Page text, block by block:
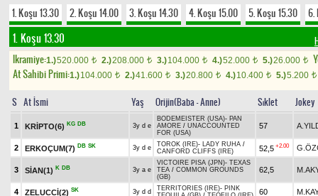
1. Koşu 13.30 2. Koşu 14.00 3. Koşu 14.30 4. Koşu 15.00 5. Koşu 15.30 6.
1. Koşu 13.30
Ikramiye:1.)520.000 t 2.)208.000 t 3.)104.000 t 4.)52.000 t 5.)26.000 t
At Sahibi Primi:1.)104.000 t 2.)41.600 t 3.)20.800 t 4.)10.400 t 5.)5.200 t
S At İsmi Yaş Orijin(Baba - Anne) Sıklet Jokey
1 KRİPTO(6) KG DB 3y d e
BODEMEISTER (USA)- PAN
AMORE / UNACCOUNTED
FOR (USA)
57
2 ERKOÇUM(7) DB SK 3y d e TOROK (IRE)- LADY RUHA /
CANFORD CLIFFS (IRE)
52,5 +2.00
3 SİAN(1) K DB 3y a e
VICTOIRE PISA (JPN)- TEXAS
TEA / COMMON GROUNDS
(GB)
62,5
4 ZELUCCİ(2) SK 3y d d TERRITORIES (IRE)- PINK
60